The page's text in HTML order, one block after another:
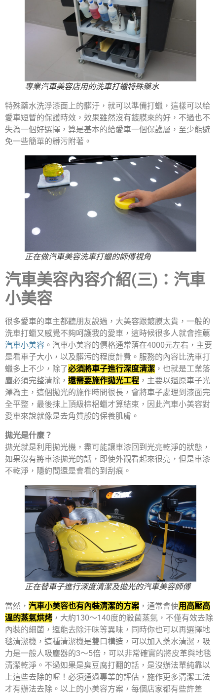
專業汽車美容店用的洗車打蠟特殊藥水
特殊藥水洗淨漆面上的髒汙，就可以準備打蠟，這樣可以給
愛車短暫的保護時效，效果雖然沒有鍍膜來的好，不過也不
失為一個好選擇，算是基本的給愛車一個保護層，至少能避
免一些簡單的髒污附著。
正在做汽車美容洗車打蠟的師傅視角
汽車美容內容介紹(三)：汽車
小美容
很多愛車的車主都聽朋友說過，大美容跟鍍膜太貴，一般的
洗車打蠟又感覺不夠呵護我的愛車，這時候很多人就會推薦
汽車小美容 。汽車小美容的價格通常落在4000元左右，主要
是看車子大小，以及髒污的程度計費。服務的內容比洗車打
蠟多上不少，除了必須將車子進行深度清潔 ，也就是工業落
塵必須完整清除， 還需要施作拋光工程 ，主要以還原車子光
澤為主，這個拋光的施作時間很長，會將車子處理到漆面完
全平整，最後抹上頂級棕梠蠟才算結束，因此汽車小美容對
愛車來說就像是去角質般的保養肌膚。
拋光是什麼？
拋光就是利用拋光機，盡可能讓車漆回到光亮乾淨的狀態，
如果沒有將車漆拋光的話，即使外觀看起來很亮，但是車漆
不乾淨，隱約間還是會看的到刮痕。
正在替車子進行深度清潔及拋光的汽車美容師傅
當然， 汽車小美容也有內裝清潔的方案 ，通常會使用高壓高
溫的蒸氣烘烤 ，大約130～140度的殺菌蒸氣，不僅有效去除
內裝的細菌，還能去除汗味等異味，同時你也可以再選擇地
毯清潔機，這種清潔機是雙口構造，可以加入藥水清潔，吸
力是一般人吸塵器的3～5倍，可以非常確實的將皮革與地毯
清潔乾淨。不過如果是臭豆腐打翻的話，是沒辦法單純靠以
上這些去除的喔！必須通過專業的評估，施作更多清潔工法
才有辦法去除。以上的小美容方案，每個店家都有些許差